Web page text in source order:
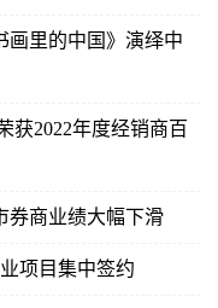
画里的中国》演绎中
获2022年度经销商百
券商业绩大幅下滑
项目集中签约